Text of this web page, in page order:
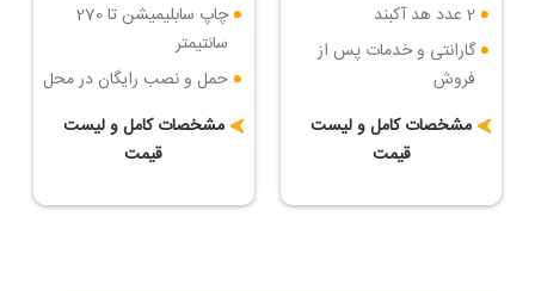
چاپ سابلیمیشن تا 270
سانتیمتر
حمل و نصب رایگان در محل
شرایط پرداخت اقساطی
مشخصات کامل و لیست
قیمت
2 عدد هد آکبند
گارانتی و خدمات پس از
فروش
حمل و نصب رایگان
مشخصات کامل و لیست
قیمت